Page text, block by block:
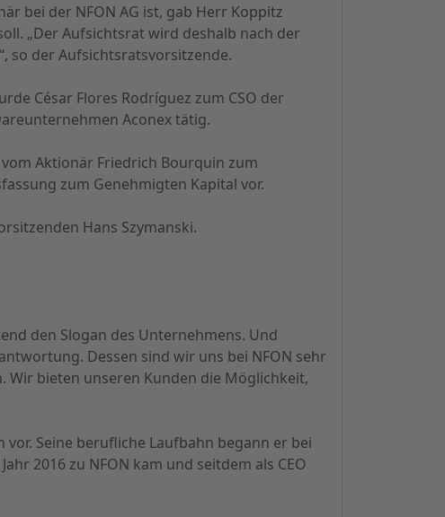
bei der NFON AG ist, gab Herr Koppitz
„Der Aufsichtsrat wird deshalb nach der
so der Aufsichtsratsvorsitzende.
César Flores Rodríguez zum CSO der
Aconex tätig.
Aktionär Friedrich Bourquin zum
zum Genehmigten Kapital vor.
Hans Szymanski.
den Slogan des Unternehmens. Und
Dessen sind wir uns bei NFON sehr
Wir bieten unseren Kunden die Möglichkeit,
Seine berufliche Laufbahn begann er bei
2016 zu NFON kam und seitdem als CEO